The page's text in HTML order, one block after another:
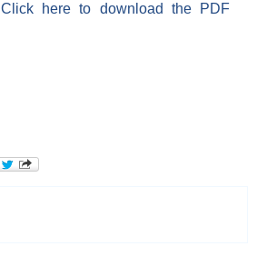
Click here to download the PDF